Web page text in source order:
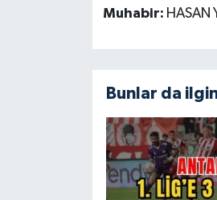
Muhabir: HASAN
Bunlar da